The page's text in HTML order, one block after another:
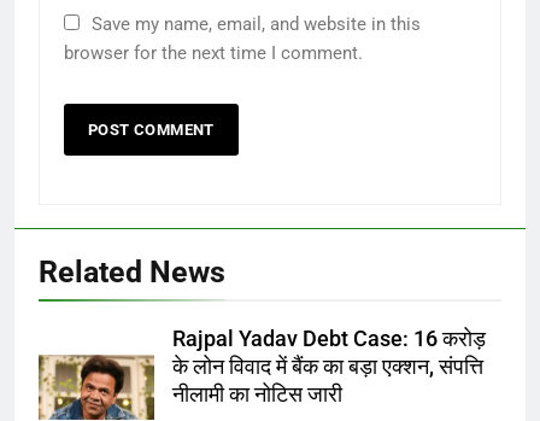
Save my name, email, and website in this
browser for the next time I comment.
Related News
Rajpal Yadav Debt Case: 16 करोड़
के लोन विवाद में बैंक का बड़ा एक्शन, संपत्ति
नीलामी का नोटिस जारी